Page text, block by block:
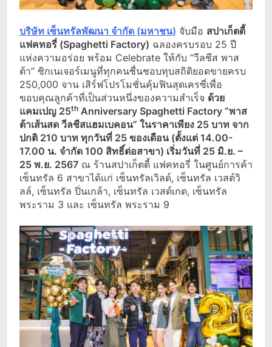
บริษัท เซ็นทรัลพัฒนา จำกัด (มหาชน) จับมือ สปาเก็ตตี้
แฟคทอรี่ (Spaghetti Factory) ฉลองครบรอบ 25 ปี
แห่งความอร่อย พร้อม Celebrate ให้กับ “วีลชีส พาส
ต้า” ซิกเนเจอร์เมนูที่ทุกคนชื่นชอบทุบสถิติยอดขายครบ
250,000 จาน เสิร์ฟโปรโมชั่นคุ้มฟินสุดเครซี่เพื่อ
ขอบคุณลูกค้าที่เป็นส่วนหนึ่งของความสำเร็จ ด้วย
แคมเปญ 25th Anniversary Spaghetti Factory “พาส
ต้าเส้นสด วีลชีสแฮมเบคอน” ในราคาเพียง 25 บาท จาก
ปกติ 210 บาท ทุกวันที่ 25 ของเดือน (ตั้งแต่ 14.00-
17.00 น. จำกัด 100 สิทธิ์ต่อสาขา) เริ่มวันที่ 25 มิ.ย. –
25 พ.ย. 2567 ณ ร้านสปาเก็ตตี้ แฟคทอรี่ ในศูนย์การค้า
เซ็นทรัล 6 สาขาได้แก่ เซ็นทรัลเวิลด์, เซ็นทรัล เวสต์วิ
ลล์, เซ็นทรัล ปิ่นเกล้า, เซ็นทรัล เวสต์เกต, เซ็นทรัล
พระราม 3 และ เซ็นทรัล พระราม 9